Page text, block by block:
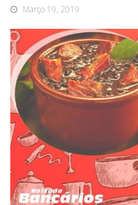
Março 19, 2019